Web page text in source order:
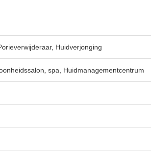
Huidverjonging
spa, Huidmanagementcentrum